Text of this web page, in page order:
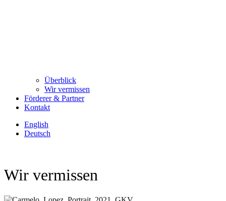
Überblick
Wir vermissen
Förderer & Partner
Kontakt
English
Deutsch
Wir vermissen